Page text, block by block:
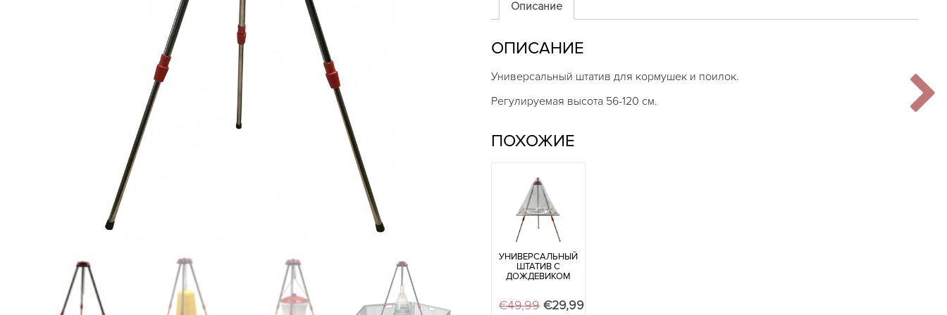
Описание
ОПИСАНИЕ
Универсальный штатив для кормушек и поилок.
Регулируемая высота 56-120 см.
ПОХОЖИЕ
УНИВЕРСАЛЬНЫЙ
ШТАТИВ С
ДОЖДЕВИКОМ
€49,99 Первоначальная цена составляла €49,99.
€29,99